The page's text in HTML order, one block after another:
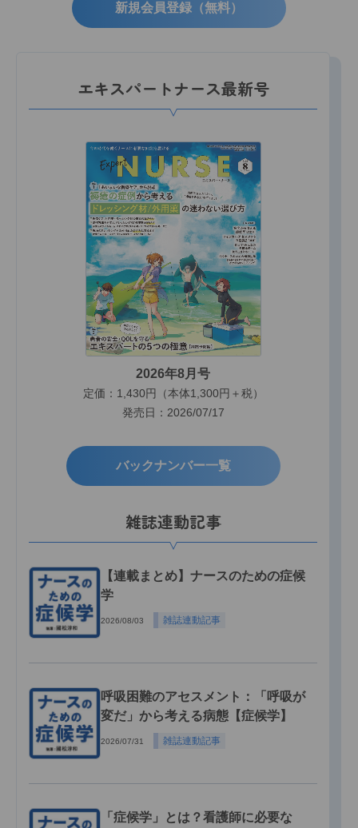
新規会員登録（無料）
エキスパートナース最新号
2026年8月号
定価：1,430円（本体1,300円＋税）
発売日：2026/07/17
バックナンバー一覧
雑誌連動記事
【連載まとめ】ナースのための症候
学
2026/08/03 雑誌連動記事
呼吸困難のアセスメント：「呼吸が
変だ」から考える病態【症候学】
2026/07/31 雑誌連動記事
「症候学」とは？看護師に必要な